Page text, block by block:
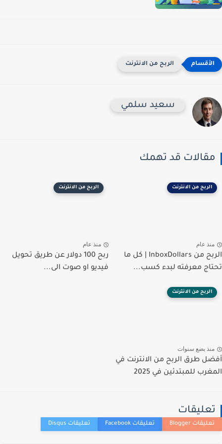
الربح من الانترنت
سعيد سلمي
مقالات قد تهمك
الربح من الانترنت
منذ عام
الربح من InboxDollars | كل ما
تحتاج معرفته لبدء كسب...
الربح من الانترنت
منذ عام
ربح 100 دولار عن طريق تحويل
فيديو او صوت الى...
الربح من الانترنت
منذ بضع سنوات
أفضل طرق الربح من الانترنت في
المغرب للمبتدئين في 2025
تعليقات